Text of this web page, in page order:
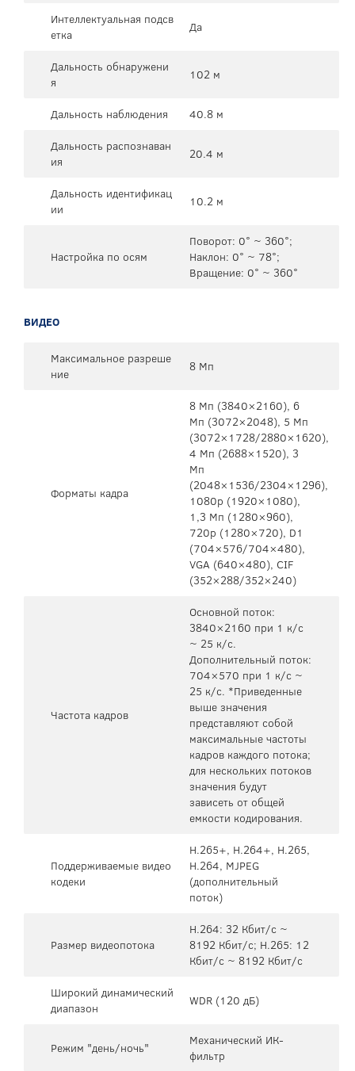
Интеллектуальная подсв
етка
Да
Дальность обнаружени
я
102 м
Дальность наблюдения
40.8 м
Дальность распознаван
ия
20.4 м
Дальность идентификац
ии
10.2 м
Настройка по осям
Поворот: 0° ~ 360°;
Наклон: 0° ~ 78°;
Вращение: 0° ~ 360°
ВИДЕО
Максимальное разреше
ние
8 Мп
Форматы кадра
8 Мп (3840×2160), 6
Мп (3072×2048), 5 Мп
(3072×1728/2880×1620),
4 Мп (2688×1520), 3
Мп
(2048×1536/2304×1296),
1080р (1920×1080),
1,3 Мп (1280×960),
720p (1280×720), D1
(704×576/704×480),
VGA (640×480), CIF
(352×288/352×240)
Частота кадров
Основной поток:
3840×2160 при 1 к/с
~ 25 к/с.
Дополнительный поток:
704×570 при 1 к/с ~
25 к/с. *Приведенные
выше значения
представляют собой
максимальные частоты
кадров каждого потока;
для нескольких потоков
значения будут
зависеть от общей
емкости кодирования.
Поддерживаемые видео
кодеки
H.265+, H.264+, H.265,
H.264, MJPEG
(дополнительный
поток)
Размер видеопотока
H.264: 32 Кбит/с ~
8192 Кбит/с; H.265: 12
Кбит/с ~ 8192 Кбит/с
Широкий динамический
диапазон
WDR (120 дБ)
Режим "день/ночь"
Механический ИК-
фильтр